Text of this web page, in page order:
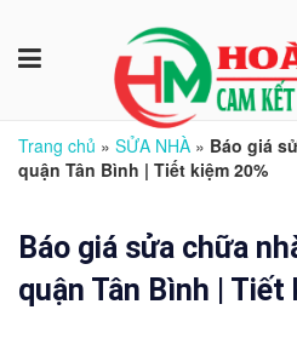
Trang chủ » SỬA NHÀ » Báo giá
quận Tân Bình | Tiết kiệm 20%
Báo giá sửa chữa
quận Tân Bình | Tiết